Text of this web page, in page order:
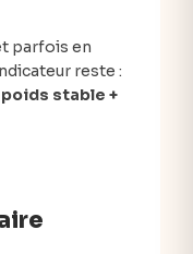
parfois en
reste :
stable +